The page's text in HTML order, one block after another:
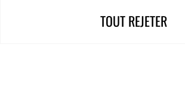
TOUT REJETER